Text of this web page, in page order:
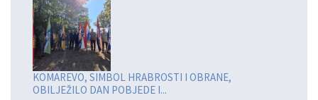
KOMAREVO, SIMBOL HRABROSTI I OBRANE,
OBILJEŽILO DAN POBJEDE I...